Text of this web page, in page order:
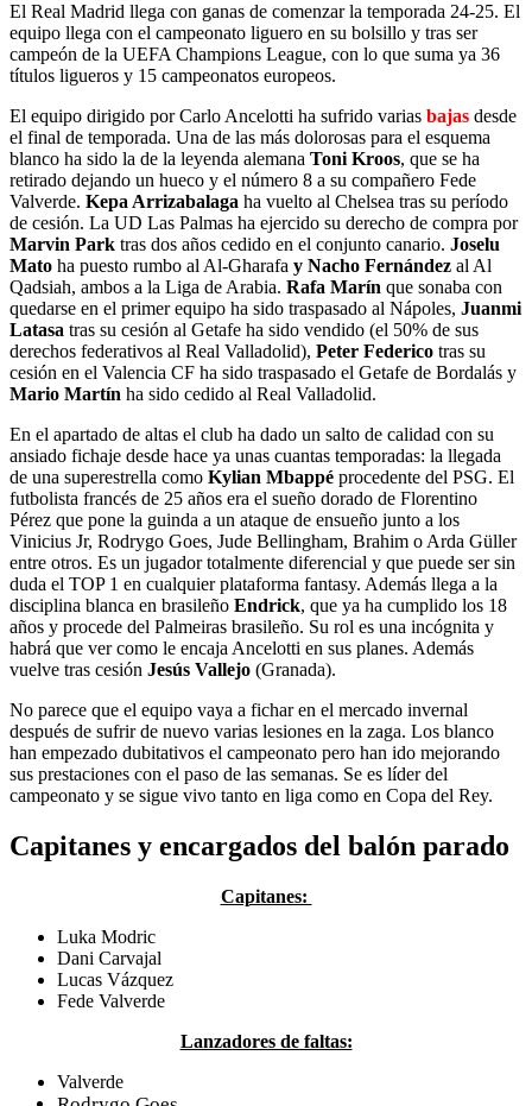
El Real Madrid llega con ganas de comenzar la temporada 24-25. El
equipo llega con el campeonato liguero en su bolsillo y tras ser
campeón de la UEFA Champions League, con lo que suma ya 36
títulos ligueros y 15 campeonatos europeos.
El equipo dirigido por Carlo Ancelotti ha sufrido varias bajas desde
el final de temporada. Una de las más dolorosas para el esquema
blanco ha sido la de la leyenda alemana Toni Kroos, que se ha
retirado dejando un hueco y el número 8 a su compañero Fede
Valverde. Kepa Arrizabalaga ha vuelto al Chelsea tras su período
de cesión. La UD Las Palmas ha ejercido su derecho de compra por
Marvin Park tras dos años cedido en el conjunto canario. Joselu
Mato ha puesto rumbo al Al-Gharafa y Nacho Fernández al Al
Qadsiah, ambos a la Liga de Arabia. Rafa Marín que sonaba con
quedarse en el primer equipo ha sido traspasado al Nápoles, Juanmi
Latasa tras su cesión al Getafe ha sido vendido (el 50% de sus
derechos federativos al Real Valladolid), Peter Federico tras su
cesión en el Valencia CF ha sido traspasado el Getafe de Bordalás y
Mario Martín ha sido cedido al Real Valladolid.
En el apartado de altas el club ha dado un salto de calidad con su
ansiado fichaje desde hace ya unas cuantas temporadas: la llegada
de una superestrella como Kylian Mbappé procedente del PSG. El
futbolista francés de 25 años era el sueño dorado de Florentino
Pérez que pone la guinda a un ataque de ensueño junto a los
Vinicius Jr, Rodrygo Goes, Jude Bellingham, Brahim o Arda Güller
entre otros. Es un jugador totalmente diferencial y que puede ser sin
duda el TOP 1 en cualquier plataforma fantasy. Además llega a la
disciplina blanca en brasileño Endrick, que ya ha cumplido los 18
años y procede del Palmeiras brasileño. Su rol es una incógnita y
habrá que ver como le encaja Ancelotti en sus planes. Además
vuelve tras cesión Jesús Vallejo (Granada).
No parece que el equipo vaya a fichar en el mercado invernal
después de sufrir de nuevo varias lesiones en la zaga. Los blanco
han empezado dubitativos el campeonato pero han ido mejorando
sus prestaciones con el paso de las semanas. Se es líder del
campeonato y se sigue vivo tanto en liga como en Copa del Rey.
Capitanes y encargados del balón parado
Capitanes:
Luka Modric
Dani Carvajal
Lucas Vázquez
Fede Valverde
Lanzadores de faltas:
Valverde